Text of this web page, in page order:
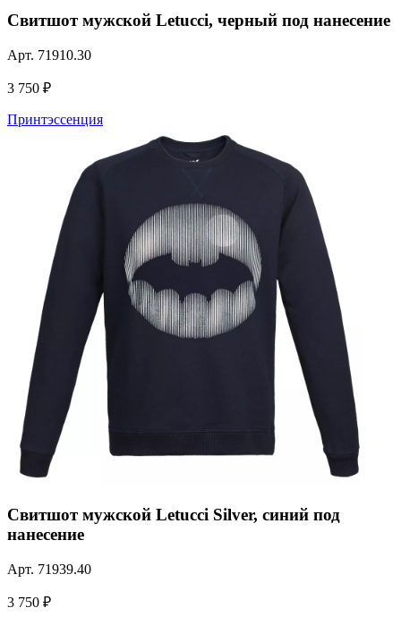
Свитшот мужской Letucci, черный под нанесение
Арт. 71910.30
3 750 ₽
Принтэссенция
Свитшот мужской Letucci Silver, синий под
нанесение
Арт. 71939.40
3 750 ₽